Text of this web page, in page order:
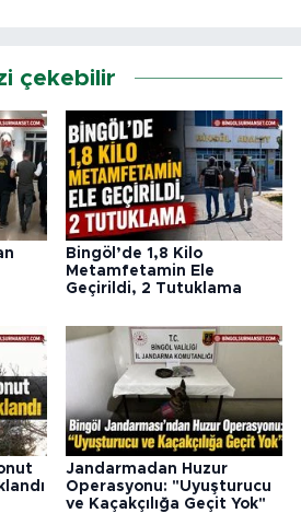
çekebilir
Bingöl’de 1,8 Kilo
Metamfetamin Ele
Geçirildi, 2 Tutuklama
Jandarmadan Huzur
Operasyonu: "Uyuşturucu
ve Kaçakçılığa Geçit Yok"